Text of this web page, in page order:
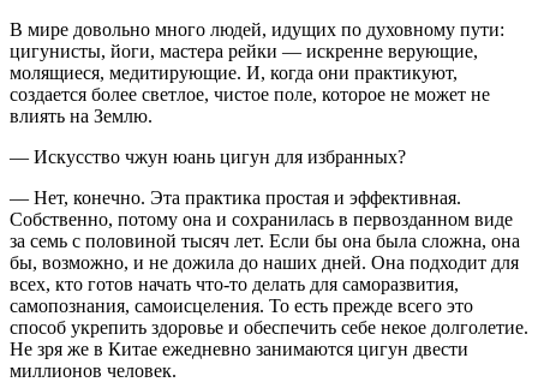
В мире довольно много людей, идущих по духовному пути:
цигунисты, йоги, мастера рейки — искренне верующие,
молящиеся, медитирующие. И, когда они практикуют,
создается более светлое, чистое поле, которое не может не
влиять на Землю.
— Искусство чжун юань цигун для избранных?
— Нет, конечно. Эта практика простая и эффективная.
Собственно, потому она и сохранилась в первозданном виде
за семь с половиной тысяч лет. Если бы она была сложна, она
бы, возможно, и не дожила до наших дней. Она подходит для
всех, кто готов начать что-то делать для саморазвития,
самопознания, самоисцеления. То есть прежде всего это
способ укрепить здоровье и обеспечить себе некое долголетие.
Не зря же в Китае ежедневно занимаются цигун двести
миллионов человек.